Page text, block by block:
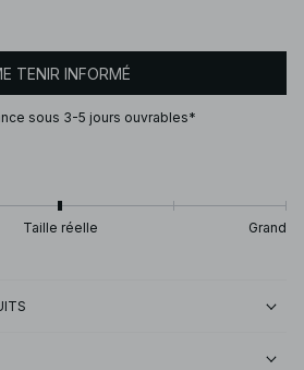
TENIR INFORMÉ
sous 3-5 jours ouvrables*
Taille réelle Grand